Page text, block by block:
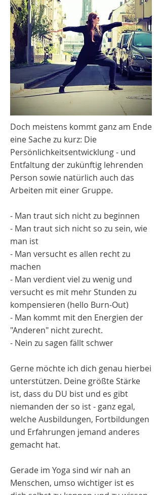
Doch meistens kommt ganz am Ende
eine Sache zu kurz: Die
Persönlichkeitsentwicklung - und
Entfaltung der zukünftig lehrenden
Person sowie natürlich auch das
Arbeiten mit einer Gruppe.
- Man traut sich nicht zu beginnen
- Man traut sich nicht so zu sein, wie
man ist
- Man versucht es allen recht zu
machen
- Man verdient viel zu wenig und
versucht es mit mehr Stunden zu
kompensieren (hello Burn-Out)
- Man kommt mit den Energien der
"Anderen" nicht zurecht.
- Nein zu sagen fällt schwer
Gerne möchte ich dich genau hierbei
unterstützen. Deine größte Stärke
ist, dass du DU bist und es gibt
niemanden der so ist - ganz egal,
welche Ausbildungen, Fortbildungen
und Erfahrungen jemand anderes
gemacht hat.
Gerade im Yoga sind wir nah an
Menschen, umso wichtiger ist es